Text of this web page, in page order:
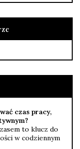
czas pracy,
to klucz do
w codziennym